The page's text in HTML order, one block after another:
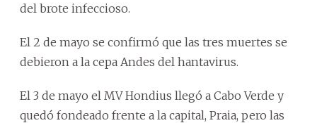
del brote infeccioso.
El 2 de mayo se confirmó que las tres muertes se
debieron a la cepa Andes del hantavirus.
El 3 de mayo el MV Hondius llegó a Cabo Verde y
quedó fondeado frente a la capital, Praia, pero las